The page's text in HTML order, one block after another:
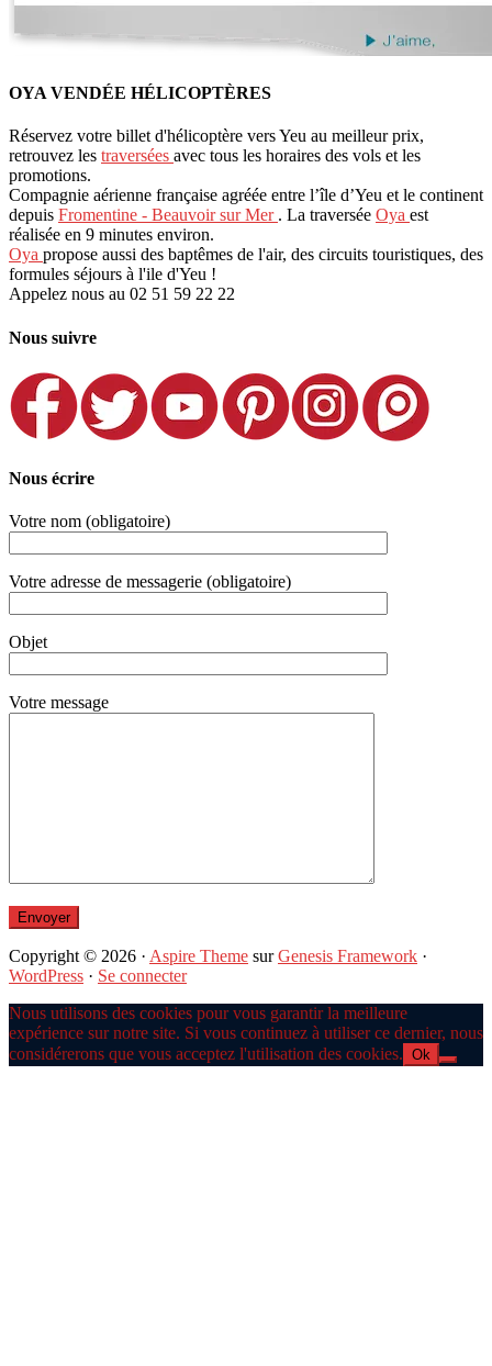
OYA VENDÉE HÉLICOPTÈRES
Réservez votre billet d'hélicoptère vers Yeu au meilleur prix,
retrouvez les traversées avec tous les horaires des vols et les
promotions.
Compagnie aérienne française agréée entre l’île d’Yeu et le continent
depuis Fromentine - Beauvoir sur Mer . La traversée Oya est
réalisée en 9 minutes environ.
Oya propose aussi des baptêmes de l'air, des circuits touristiques, des
formules séjours à l'ile d'Yeu !
Appelez nous au 02 51 59 22 22
Nous suivre
Nous écrire
Votre nom (obligatoire)
Votre adresse de messagerie (obligatoire)
Objet
Votre message
Copyright © 2026 · Aspire Theme surGenesis Framework ·
WordPress · Se connecter
Nous utilisons des cookies pour vous garantir la meilleure
expérience sur notre site. Si vous continuez à utiliser ce dernier, nous
considérerons que vous acceptez l'utilisation des cookies. Ok